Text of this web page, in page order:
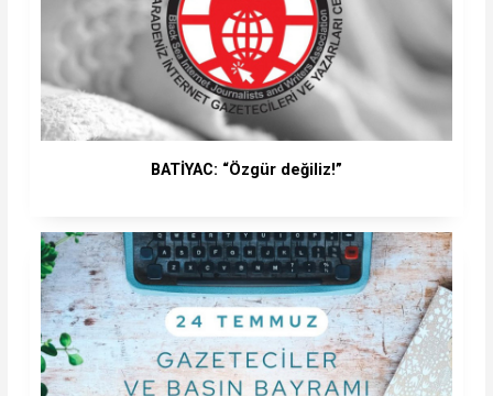
BATİYAC: “Özgür değiliz!”